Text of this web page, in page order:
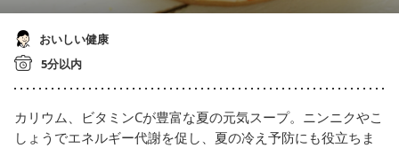
おいしい健康
5分以内
カリウム、ビタミンCが豊富な夏の元気スープ。ニンニクやこ
しょうでエネルギー代謝を促し、夏の冷え予防にも役立ちま